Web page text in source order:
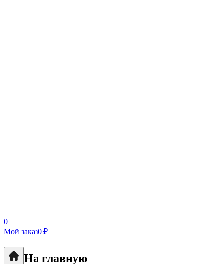
0
Мой заказ0 ₽
На главную